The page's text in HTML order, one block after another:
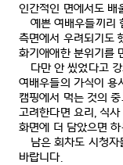
인간적인 면에서도 배
예쁜 여배우들끼리
측면에서 우려되기도
화기애애한 분위기를
다만 안 씼었다고
여배우들의 가식이 용
캠핑에서 먹는 것의
고려한다면 요리, 식
화면에 더 담았으면
남은 회차도 시청
바랍니다.